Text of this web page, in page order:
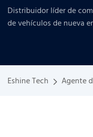
Distribuidor líder de
de vehículos de nueva
Eshine Tech Agente